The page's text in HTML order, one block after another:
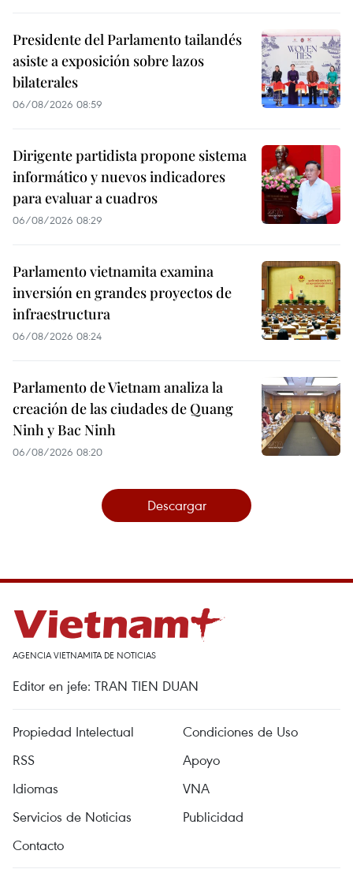
Presidente del Parlamento tailandés
asiste a exposición sobre lazos
bilaterales
06/08/2026 08:59
Dirigente partidista propone sistema
informático y nuevos indicadores
para evaluar a cuadros
06/08/2026 08:29
Parlamento vietnamita examina
inversión en grandes proyectos de
infraestructura
06/08/2026 08:24
Parlamento de Vietnam analiza la
creación de las ciudades de Quang
Ninh y Bac Ninh
06/08/2026 08:20
Descargar
AGENCIA VIETNAMITA DE NOTICIAS
Editor en jefe: TRAN TIEN DUAN
Propiedad Intelectual
Condiciones de Uso
RSS
Apoyo
Idiomas
VNA
Servicios de Noticias
Publicidad
Contacto